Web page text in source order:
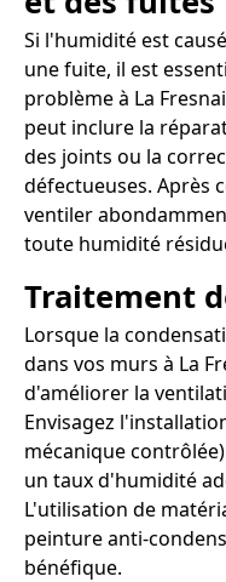
Si l'humidité est
une fuite, il est
problème à La
peut inclure la
des joints ou la
défectueuses. Après
ventiler
toute humidité
Traitement
Lorsque la
dans vos murs à La
d'améliorer la
Envisagez
mécanique
un taux d'humidité
L'utilisation de
peinture anti-
bénéfique.